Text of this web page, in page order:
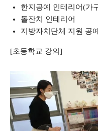
한지공예 인테리어(가
돌잔치 인테리어
지방자치단체 지원 공
[초등학교 강의]